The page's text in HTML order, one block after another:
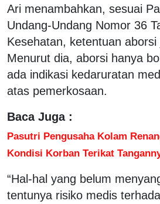
Ari menambahkan, sesuai
Undang-Undang Nomor 36
Kesehatan, ketentuan aborsi
Menurut dia, aborsi hanya
ada indikasi kedaruratan
atas pemerkosaan.
Baca Juga :
Pasutri Pengusaha Kolam
Kondisi Korban Terikat
“Hal-hal yang belum
tentunya risiko medis